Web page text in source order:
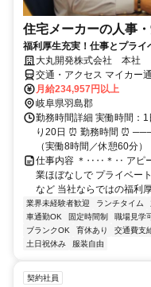
住宅メーカーの人事
福利厚生充実！仕事とプラ
大丸開発株式会社 本社
交通・アクセス マイカー
徒歩約20分
月給234,957円以上
岐阜県羽島郡
勤務時間詳細 実働時間：
り20日 ⏰ 勤務時間 ⏰
（実働8時間／休憩60分
仕事内容 ＊‥‥＊‥ アピ
業ほぼなしで プライベー
など 当社ならではの福利
業界未経験者歓迎 ランチタイム
車通勤OK
固定時間制 職場見学可
ブランクOK
育休あり 交通費支
土日祝休み
服装自由
契約社員